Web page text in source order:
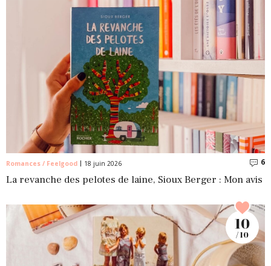
Romances / Feelgood 18 juin 2026 6
La revanche des pelotes de laine, Sioux Berger : Mon avis
10
/ 10